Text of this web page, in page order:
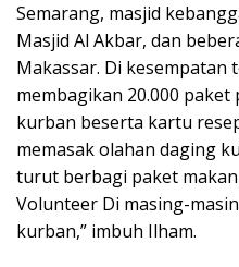
Semarang, masjid
Masjid Al Akbar, dan
Makassar. Di kesempatan
membagikan 20.000
kurban beserta kartu
memasak olahan daging
turut berbagi paket
Volunteer Di masing-
kurban,” imbuh Ilham.